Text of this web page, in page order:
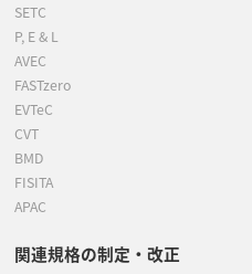
SETC
P, E & L
AVEC
FASTzero
EVTeC
CVT
BMD
FISITA
APAC
関連規格の制定・改正